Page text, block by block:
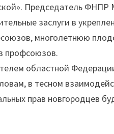
Председатель
заслуги в
многолетнюю
профсоюзов.
областной
в тесном
прав новгородцев